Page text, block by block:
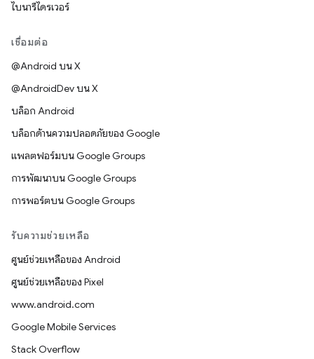
ไบนารีไดรเวอร์
เชื่อมต่อ
@Android บน X
@AndroidDev บน X
บล็อก Android
บล็อกด้านความปลอดภัยของ Google
แพลตฟอร์มบน Google Groups
การพัฒนาบน Google Groups
การพอร์ตบน Google Groups
รับความช่วยเหลือ
ศูนย์ช่วยเหลือของ Android
ศูนย์ช่วยเหลือของ Pixel
www.android.com
Google Mobile Services
Stack Overflow